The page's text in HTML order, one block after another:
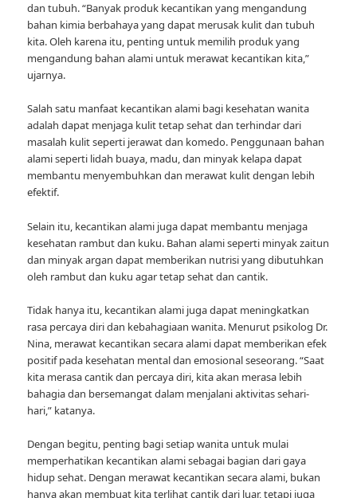
dan tubuh. “Banyak produk kecantikan yang mengandung
bahan kimia berbahaya yang dapat merusak kulit dan tubuh
kita. Oleh karena itu, penting untuk memilih produk yang
mengandung bahan alami untuk merawat kecantikan kita,”
ujarnya.
Salah satu manfaat kecantikan alami bagi kesehatan wanita
adalah dapat menjaga kulit tetap sehat dan terhindar dari
masalah kulit seperti jerawat dan komedo. Penggunaan bahan
alami seperti lidah buaya, madu, dan minyak kelapa dapat
membantu menyembuhkan dan merawat kulit dengan lebih
efektif.
Selain itu, kecantikan alami juga dapat membantu menjaga
kesehatan rambut dan kuku. Bahan alami seperti minyak zaitun
dan minyak argan dapat memberikan nutrisi yang dibutuhkan
oleh rambut dan kuku agar tetap sehat dan cantik.
Tidak hanya itu, kecantikan alami juga dapat meningkatkan
rasa percaya diri dan kebahagiaan wanita. Menurut psikolog Dr.
Nina, merawat kecantikan secara alami dapat memberikan efek
positif pada kesehatan mental dan emosional seseorang. “Saat
kita merasa cantik dan percaya diri, kita akan merasa lebih
bahagia dan bersemangat dalam menjalani aktivitas sehari-
hari,” katanya.
Dengan begitu, penting bagi setiap wanita untuk mulai
memperhatikan kecantikan alami sebagai bagian dari gaya
hidup sehat. Dengan merawat kecantikan secara alami, bukan
hanya akan membuat kita terlihat cantik dari luar, tetapi juga